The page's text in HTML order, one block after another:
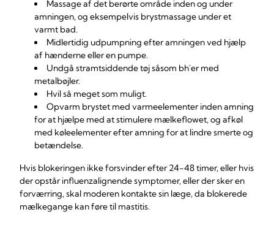
Massage af det berørte område inden og under
amningen, og eksempelvis brystmassage under et
varmt bad.
Midlertidig udpumpning efter amningen ved hjælp
af hænderne eller en pumpe.
Undgå stramtsiddende tøj såsom bh'er med
metalbøjler.
Hvil så meget som muligt.
Opvarm brystet med varmeelementer inden amning
for at hjælpe med at stimulere mælkeflowet, og afkøl
med køleelementer efter amning for at lindre smerte og
betændelse.
Hvis blokeringen ikke forsvinder efter 24-48 timer, eller hvis
der opstår influenzalignende symptomer, eller der sker en
forværring, skal moderen kontakte sin læge, da blokerede
mælkegange kan føre til mastitis.